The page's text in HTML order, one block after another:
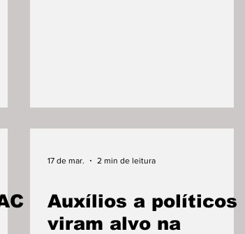
17 de mar. 2 min de leitura
Auxílios a políticos
viram alvo na